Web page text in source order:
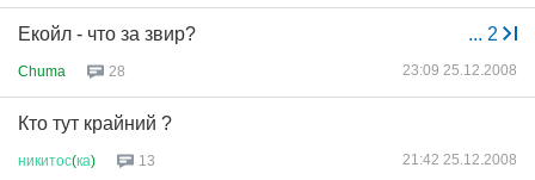
... 2
Екойл - что за звир?
Chuma 28 23:09 25.12.2008
Кто тут крайний ?
никитос(ка) 13 21:42 25.12.2008